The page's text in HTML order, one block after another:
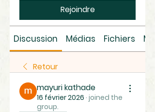
Rejoindre
Discussion Médias Fichiers
Retour
mayuri kathade
16 février 2026 · joined the
group.